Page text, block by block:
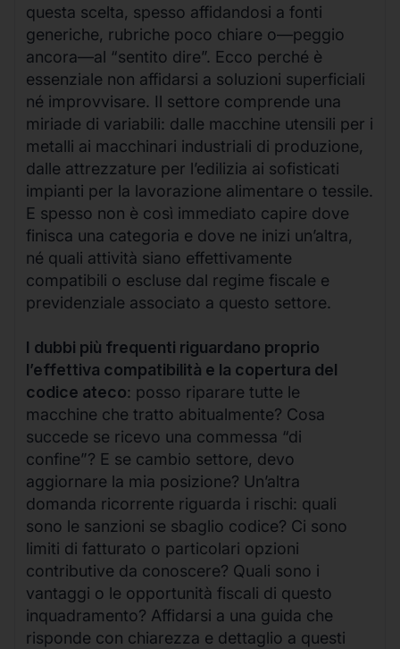
questa scelta, spesso affidandosi a fonti
generiche, rubriche poco chiare o—peggio
ancora—al “sentito dire”. Ecco perché è
essenziale non affidarsi a soluzioni superficiali
né improvvisare. Il settore comprende una
miriade di variabili: dalle macchine utensili per i
metalli ai macchinari industriali di produzione,
dalle attrezzature per l’edilizia ai sofisticati
impianti per la lavorazione alimentare o tessile.
E spesso non è così immediato capire dove
finisca una categoria e dove ne inizi un’altra,
né quali attività siano effettivamente
compatibili o escluse dal regime fiscale e
previdenziale associato a questo settore.
I dubbi più frequenti riguardano proprio
l’effettiva compatibilità e la copertura del
codice ateco: posso riparare tutte le
macchine che tratto abitualmente? Cosa
succede se ricevo una commessa “di
confine”? E se cambio settore, devo
aggiornare la mia posizione? Un’altra
domanda ricorrente riguarda i rischi: quali
sono le sanzioni se sbaglio codice? Ci sono
limiti di fatturato o particolari opzioni
contributive da conoscere? Quali sono i
vantaggi o le opportunità fiscali di questo
inquadramento? Affidarsi a una guida che
risponde con chiarezza e dettaglio a questi